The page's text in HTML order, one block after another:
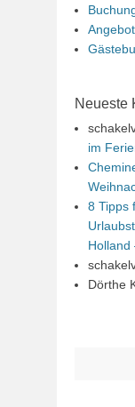
Neueste
im
8 Tipps
Holland
Dörthe